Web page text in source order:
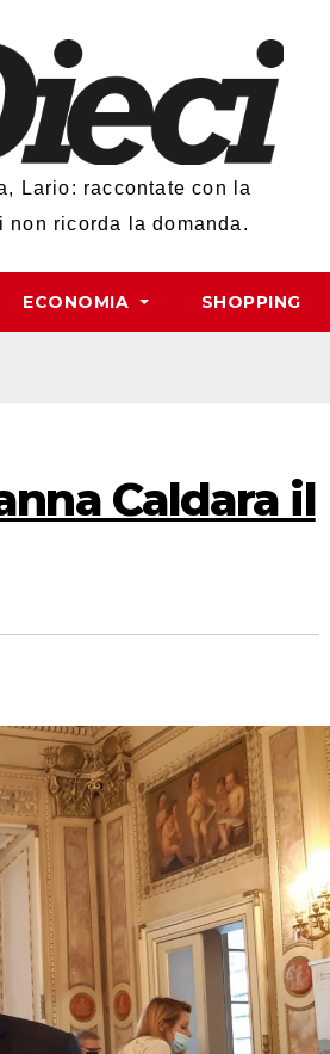
Lario: raccontate con la
non ricorda la domanda.
ECONOMIA SHOPPING
Caldara il